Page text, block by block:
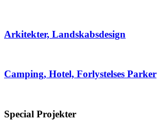
Arkitekter, Landskabsdesign
Camping, Hotel, Forlystelses Parker
Special Projekter